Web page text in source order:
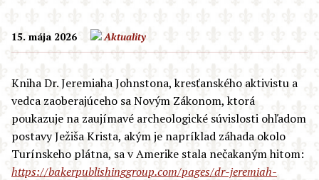
15. mája 2026 Aktuality
Kniha Dr. Jeremiaha Johnstona, kresťanského aktivistu a
vedca zaoberajúceho sa Novým Zákonom, ktorá
poukazuje na zaujímavé archeologické súvislosti ohľadom
postavy Ježiša Krista, akým je napríklad záhada okolo
Turínskeho plátna, sa v Amerike stala nečakaným hitom:
https://bakerpublishinggroup.com/pages/dr-jeremiah-